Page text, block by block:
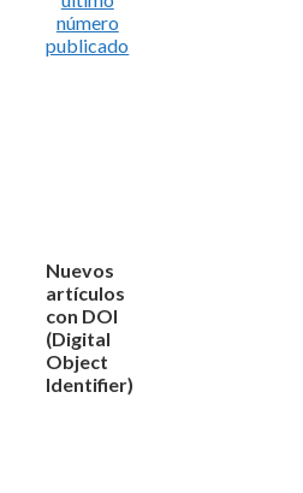
número
publicado
Nuevos
artículos
con DOI
(Digital
Object
Identifier)